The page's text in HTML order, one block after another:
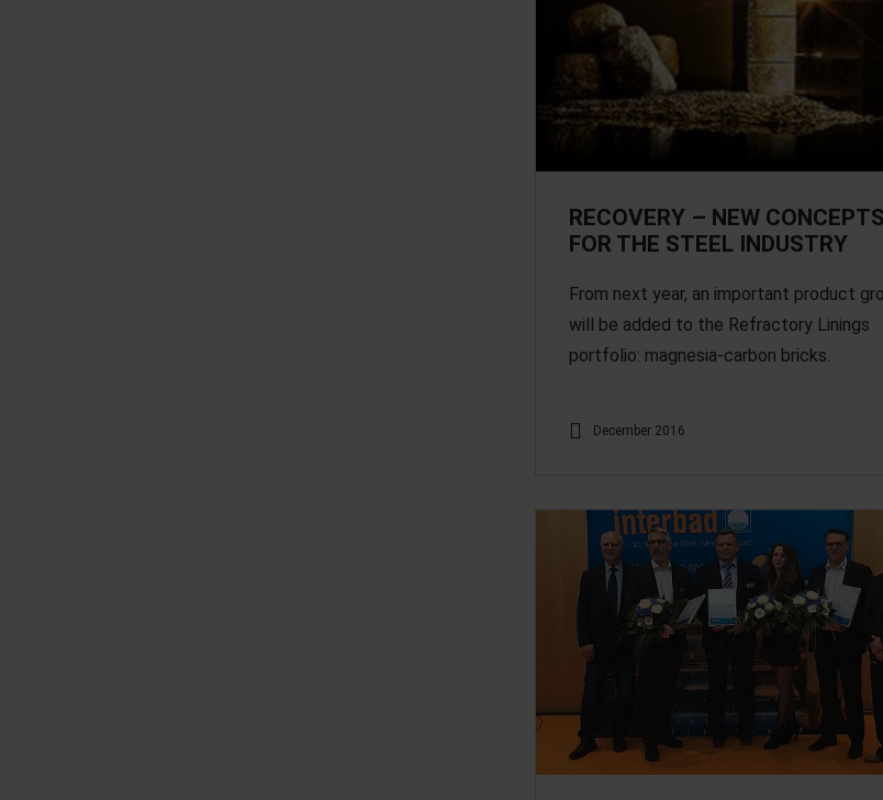
RECOVERY – NEW CONCEPTS
FOR THE STEEL INDUSTRY
From next year, an important product
will be added to the Refractory Linings
portfolio: magnesia-carbon bricks.
December 2016